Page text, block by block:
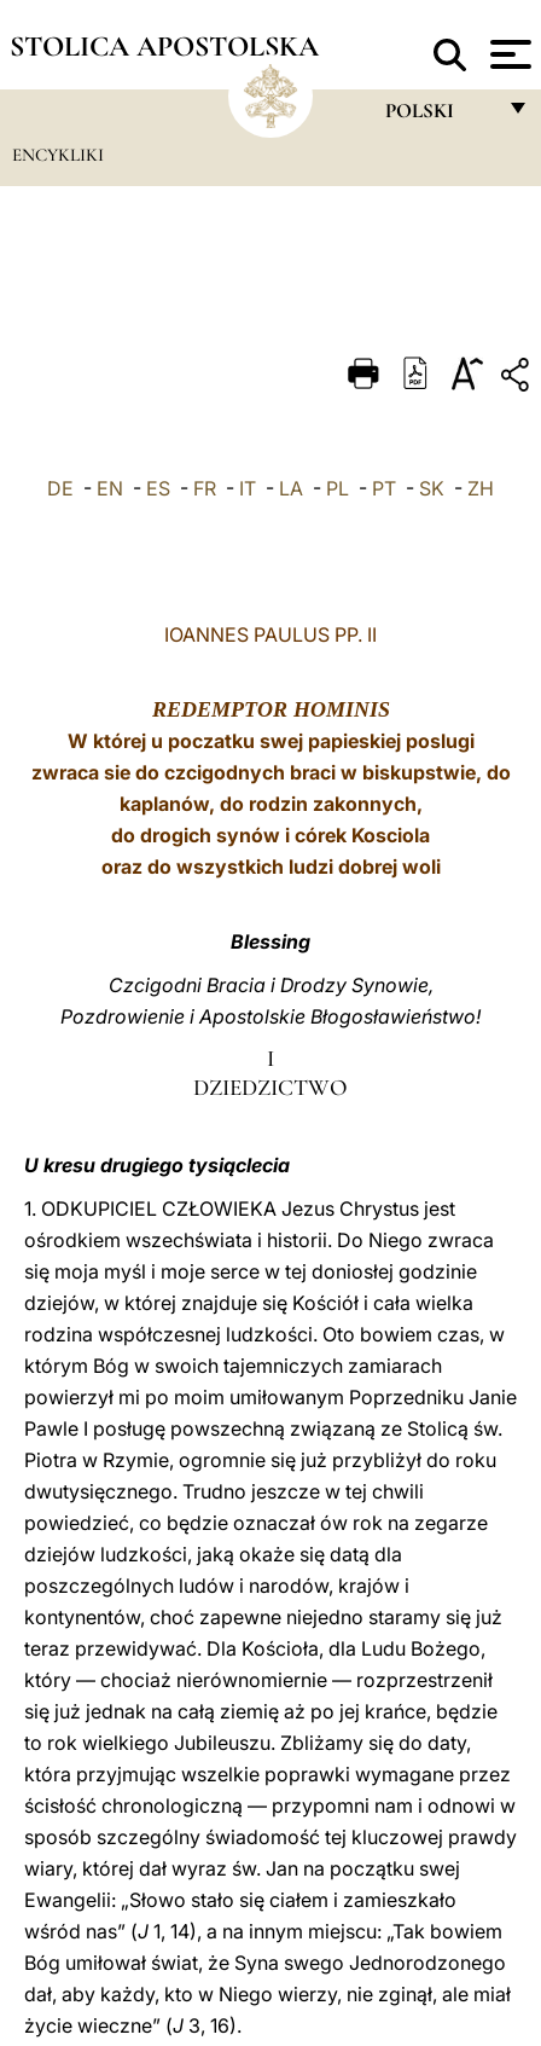
STOLICA APOSTOLSKA
POLSKI
DEUTSCH
العربيّة
ENCYKLIKI
DE - EN - ES - FR - IT - LA - PL - PT - SK - ZH
IOANNES PAULUS PP. II
REDEMPTOR HOMINIS
W której u poczatku swej papieskiej poslugi
zwraca sie do czcigodnych braci w biskupstwie, do
kaplanów, do rodzin zakonnych,
do drogich synów i córek Kosciola
oraz do wszystkich ludzi dobrej woli
Blessing
Czcigodni Bracia i Drodzy Synowie,
Pozdrowienie i Apostolskie Błogosławieństwo!
I
DZIEDZICTWO
U kresu drugiego tysiąclecia
1. ODKUPICIEL CZŁOWIEKA Jezus Chrystus jest
ośrodkiem wszechświata i historii. Do Niego zwraca
się moja myśl i moje serce w tej doniosłej godzinie
dziejów, w której znajduje się Kościół i cała wielka
rodzina współczesnej ludzkości. Oto bowiem czas, w
którym Bóg w swoich tajemniczych zamiarach
powierzył mi po moim umiłowanym Poprzedniku Janie
Pawle I posługę powszechną związaną ze Stolicą św.
Piotra w Rzymie, ogromnie się już przybliżył do roku
dwutysięcznego. Trudno jeszcze w tej chwili
powiedzieć, co będzie oznaczał ów rok na zegarze
dziejów ludzkości, jaką okaże się datą dla
poszczególnych ludów i narodów, krajów i
kontynentów, choć zapewne niejedno staramy się już
teraz przewidywać. Dla Kościoła, dla Ludu Bożego,
który — chociaż nierównomiernie — rozprzestrzenił
się już jednak na całą ziemię aż po jej krańce, będzie
to rok wielkiego Jubileuszu. Zbliżamy się do daty,
która przyjmując wszelkie poprawki wymagane przez
ścisłość chronologiczną — przypomni nam i odnowi w
sposób szczególny świadomość tej kluczowej prawdy
wiary, której dał wyraz św. Jan na początku swej
Ewangelii: „Słowo stało się ciałem i zamieszkało
wśród nas” (J 1, 14), a na innym miejscu: „Tak bowiem
Bóg umiłował świat, że Syna swego Jednorodzonego
dał, aby każdy, kto w Niego wierzy, nie zginął, ale miał
życie wieczne” (J 3, 16).